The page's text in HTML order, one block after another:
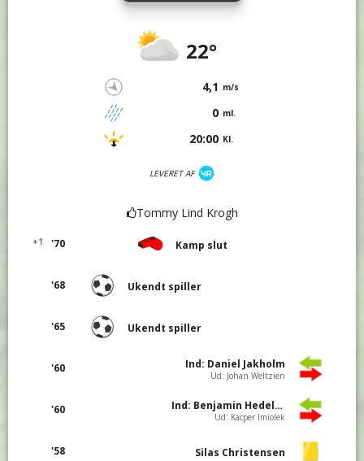
22°
4,1 m/s
0 ml.
20:00 Kl.
LEVERET AF
Tommy Lind Krogh
'70
+1 Kamp slut
'68 Ukendt spiller
'65 Ukendt spiller
'60 Ind: Daniel Jakholm
Ud: Johan Weltzien
'60 Ind: Benjamin Hedelund Schou
Ud: Kacper Imiolek
'58 Silas Christensen